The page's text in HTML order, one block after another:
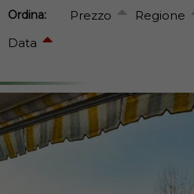
Ordina: Prezzo Regione
Data